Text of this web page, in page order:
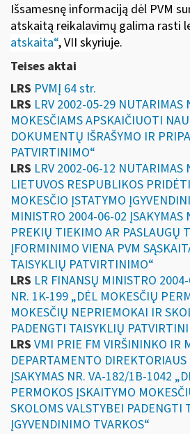
Išsamesnę informaciją dėl PVM
atskaitą reikalavimų galima rasti
atskaita“, VII skyriuje.
Teises aktai
LRS PVMĮ 64 str.
LRS LRV 2002-05-29 NUTARIMAS
MOKESČIAMS APSKAIČIUOTI
DOKUMENTŲ IŠRAŠYMO IR
PATVIRTINIMO“
LRS LRV 2002-06-12 NUTARIMAS
LIETUVOS RESPUBLIKOS
MOKESČIO ĮSTATYMO
MINISTRO 2004-06-02 ĮSAKYMAS
PREKIŲ TIEKIMO AR PASLAUGŲ
ĮFORMINIMO VIENA PVM
TAISYKLIŲ PATVIRTINIMO“
LRS LR FINANSŲ MINISTRO
NR. 1K-199 „DĖL MOKESČIŲ
MOKESČIŲ NEPRIEMOKAI IR
PADENGTI TAISYKLIŲ
LRS VMI PRIE FM VIRŠININKO IR
DEPARTAMENTO
ĮSAKYMAS NR. VA-182/1B-1042
PERMOKOS ĮSKAITYMO
SKOLOMS VALSTYBEI PADENGTI
ĮGYVENDINIMO TVARKOS“